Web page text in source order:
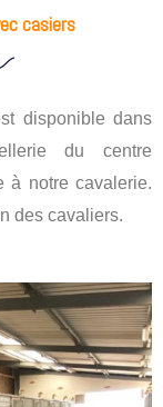
casiers
disponible dans
du centre
à notre cavalerie.
des cavaliers.